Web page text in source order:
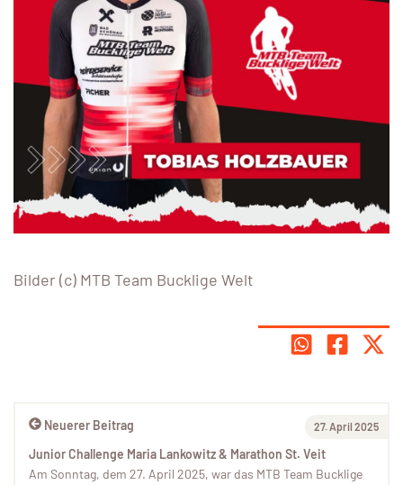
Bilder (c) MTB Team Bucklige Welt
Neuerer Beitrag 27. April 2025
Junior Challenge Maria Lankowitz & Marathon St. Veit
Am Sonntag, dem 27. April 2025, war das MTB Team Bucklige